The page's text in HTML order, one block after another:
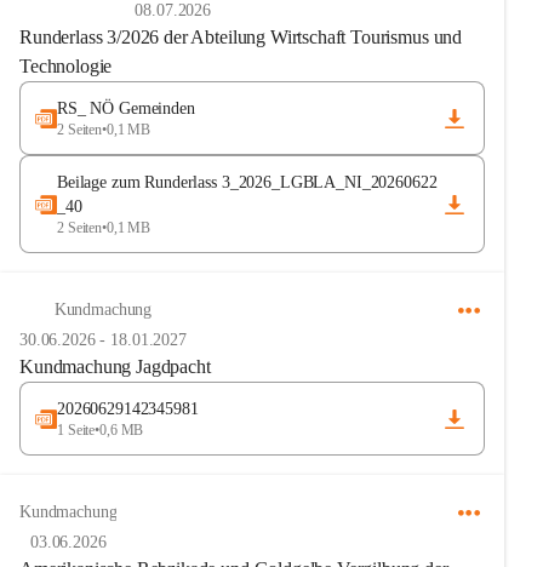
08.07.2026
Runderlass 3/2026 der Abteilung Wirtschaft Tourismus und
Technologie
RS_ NÖ Gemeinden
2 Seiten•0,1 MB
Beilage zum Runderlass 3_2026_LGBLA_NI_20260622
_40
2 Seiten•0,1 MB
Kundmachung
30.06.2026- 18.01.2027
Kundmachung Jagdpacht
20260629142345981
1 Seite•0,6 MB
Kundmachung
03.06.2026